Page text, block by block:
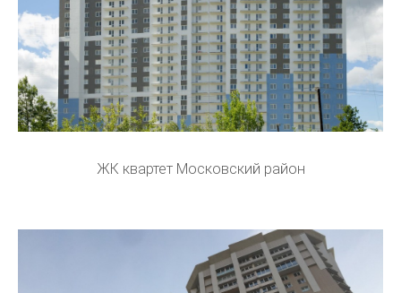
ЖК квартет Московский район